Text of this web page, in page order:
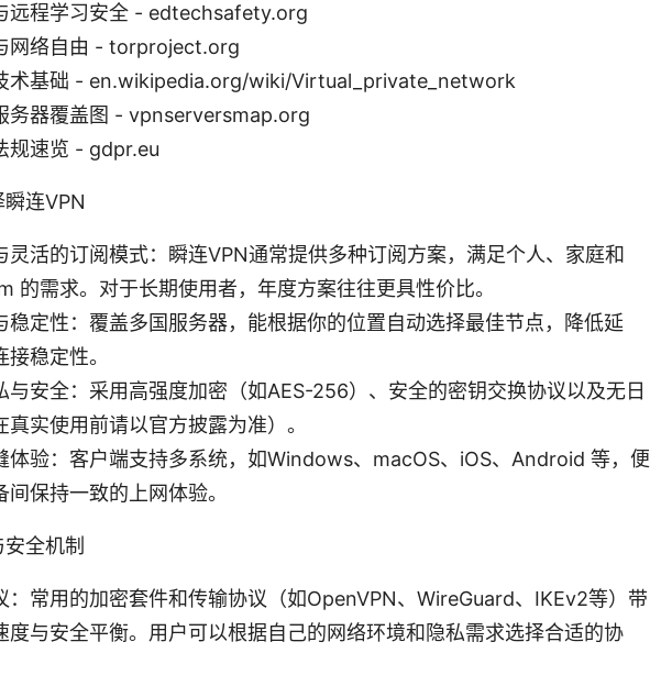
远程学习安全 - edtechsafety.org
网络自由 - torproject.org
术基础 - en.wikipedia.org/wiki/Virtual_private_network
务器覆盖图 - vpnserversmap.org
规速览 - gdpr.eu
连VPN
灵活的订阅模式：瞬连VPN通常提供多种订阅方案，满足个人、家庭和
的需求。对于长期使用者，年度方案往往更具性价比。
稳定性：覆盖多国服务器，能根据你的位置自动选择最佳节点，降低延
稳定性。
与安全：采用高强度加密（如AES-256）、安全的密钥交换协议以及无日
真实使用前请以官方披露为准）。
体验：客户端支持多系统，如Windows、macOS、iOS、Android 等，便
间保持一致的上网体验。
全机制
：常用的加密套件和传输协议（如OpenVPN、WireGuard、IKEv2等）带
度与安全平衡。用户可以根据自己的网络环境和隐私需求选择合适的协